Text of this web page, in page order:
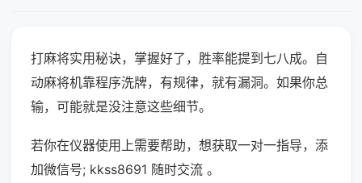
打麻将实用秘诀，掌握好了，胜率能提到七八成。自
动麻将机靠程序洗牌，有规律，就有漏洞。如果你总
输，可能就是没注意这些细节。
若你在仪器使用上需要帮助，想获取一对一指导，添
加微信号; kkss8691 随时交流 。